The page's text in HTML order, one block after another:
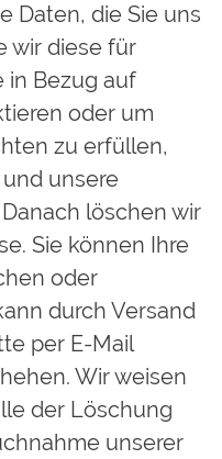
Daten, die Sie uns
wir diese für
in Bezug auf
oder um
zu erfüllen,
unsere
löschen wir
Sie können Ihre
oder
durch Versand
per E-Mail
Wir weisen
der Löschung
unserer